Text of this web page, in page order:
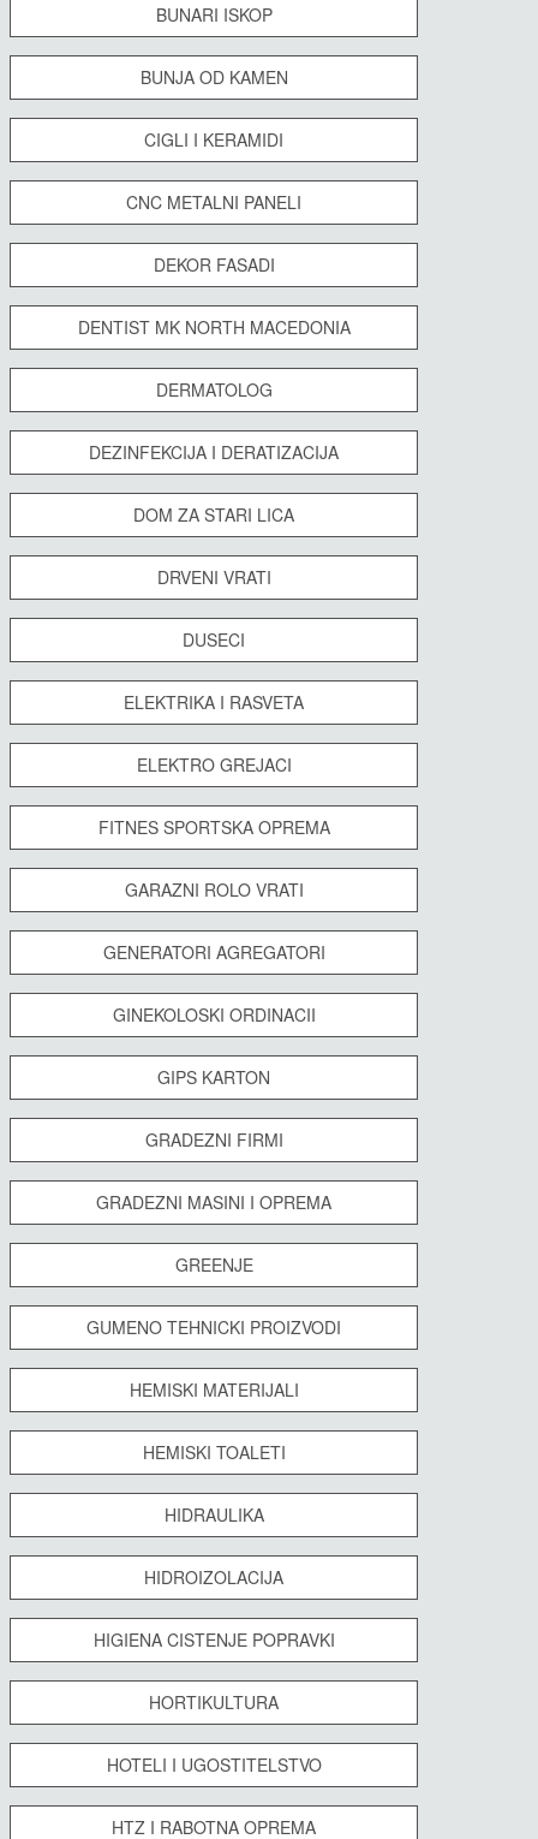
BUNARI ISKOP
BUNJA OD KAMEN
CIGLI I KERAMIDI
CNC METALNI PANELI
DEKOR FASADI
DENTIST MK NORTH MACEDONIA
DERMATOLOG
DEZINFEKCIJA I DERATIZACIJA
DOM ZA STARI LICA
DRVENI VRATI
DUSECI
ELEKTRIKA I RASVETA
ELEKTRO GREJACI
FITNES SPORTSKA OPREMA
GARAZNI ROLO VRATI
GENERATORI AGREGATORI
GINEKOLOSKI ORDINACII
GIPS KARTON
GRADEZNI FIRMI
GRADEZNI MASINI I OPREMA
GREENJE
GUMENO TEHNICKI PROIZVODI
HEMISKI MATERIJALI
HEMISKI TOALETI
HIDRAULIKA
HIDROIZOLACIJA
HIGIENA CISTENJE POPRAVKI
HORTIKULTURA
HOTELI I UGOSTITELSTVO
HTZ I RABOTNA OPREMA